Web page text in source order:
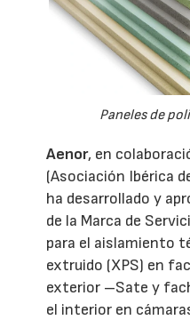
Paneles de
Aenor, en
(Asociación Ibérica
ha desarrollado y
de la Marca de
para el aislamiento
extruido (XPS) en
exterior –Sate y
el interior en